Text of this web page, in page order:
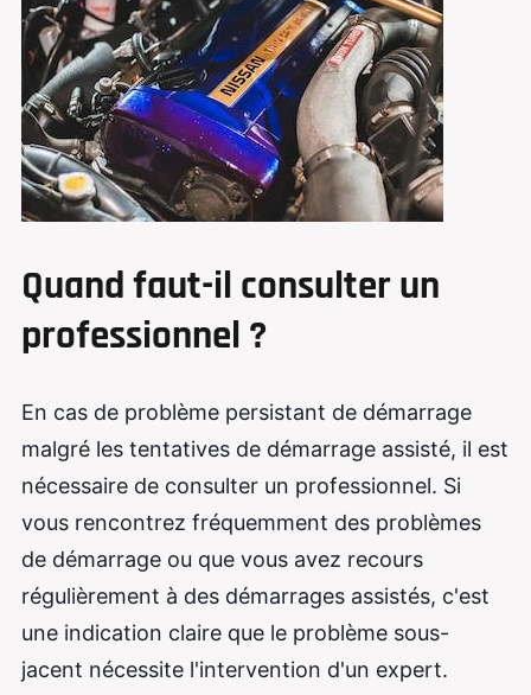
Quand faut-il consulter un
professionnel ?
En cas de problème persistant de démarrage
malgré les tentatives de démarrage assisté, il est
nécessaire de consulter un professionnel. Si
vous rencontrez fréquemment des problèmes
de démarrage ou que vous avez recours
régulièrement à des démarrages assistés, c'est
une indication claire que le problème sous-
jacent nécessite l'intervention d'un expert.